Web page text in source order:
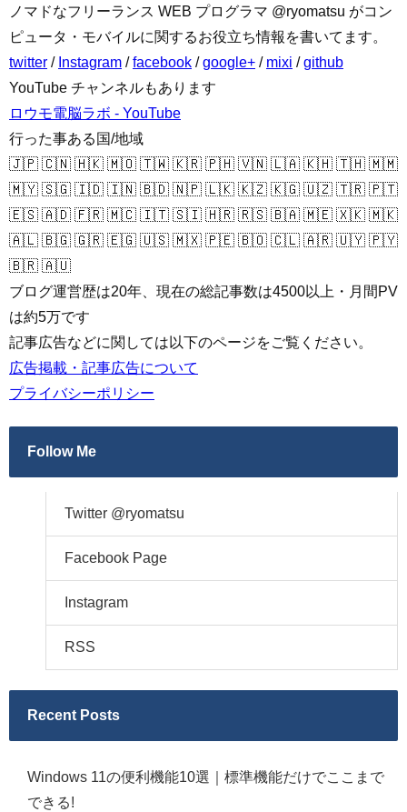
ノマドなフリーランス WEB プログラマ @ryomatsu がコン
ピュータ・モバイルに関するお役立ち情報を書いてます。
twitter / Instagram /facebook /google+ / mixi /github
YouTube チャンネルもあります
ロウモ電脳ラボ - YouTube
行った事ある国/地域
🇯🇵 🇨🇳 🇭🇰 🇲🇴 🇹🇼 🇰🇷 🇵🇭 🇻🇳 🇱🇦 🇰🇭 🇹🇭 🇲🇲
🇲🇾 🇸🇬 🇮🇩 🇮🇳 🇧🇩 🇳🇵 🇱🇰 🇰🇿 🇰🇬 🇺🇿 🇹🇷 🇵🇹
🇪🇸 🇦🇩 🇫🇷 🇲🇨 🇮🇹 🇸🇮 🇭🇷 🇷🇸 🇧🇦 🇲🇪 🇽🇰 🇲🇰
🇦🇱 🇧🇬 🇬🇷 🇪🇬 🇺🇸 🇲🇽 🇵🇪 🇧🇴 🇨🇱 🇦🇷 🇺🇾 🇵🇾
🇧🇷 🇦🇺
ブログ運営歴は20年、現在の総記事数は4500以上・月間PV
は約5万です
記事広告などに関しては以下のページをご覧ください。
広告掲載・記事広告について
プライバシーポリシー
Follow Me
Twitter @ryomatsu
Facebook Page
Instagram
RSS
Recent Posts
Windows 11の便利機能10選｜標準機能だけでここまで
できる!